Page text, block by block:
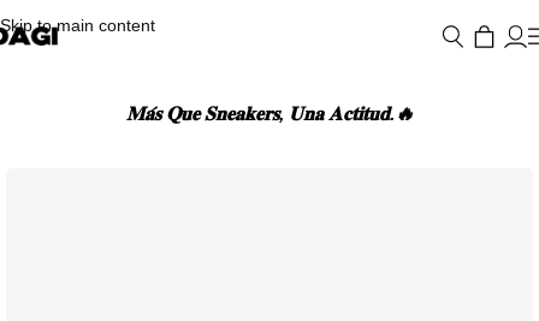
Skip to main content
𝐌𝐚́𝐬 𝐐𝐮𝐞 𝐒𝐧𝐞𝐚𝐤𝐞𝐫𝐬, 𝐔𝐧𝐚 𝐀𝐜𝐭𝐢𝐭𝐮𝐝.🔥